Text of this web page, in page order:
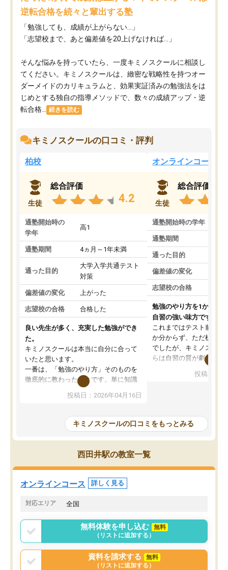
逆転合格を続々と輩出する塾
「勉強しても、成績が上がらない…」
「志望校まで、あと偏差値を20上げなければ…」
そんな悩みを持っていたら、一度キミノスクールに相談し
てください。キミノスクールは、緻密な戦略性を持つオー
ダーメイドのカリキュラムと、効果実証済みの勉強法をは
じめとする独自の指導メソッドで、数々の成績アップ・逆
転合格...
続きを読む
キミノスクールの口コミ・評判
柏校
生徒
総合評価
4.2
通塾開始時の
学年
高1
通塾期間 4ヵ月～1年未満
通った目的
大学入学共通テスト
対策
偏差値の変化 上がった
志望校の合格 合格した
良い先生が多く、充実した勉強ができ
た。
キミノスクールは本当に自分に合って
いたと思います。
一番は、「勉強のやり方」そのものを
徹底的に教わったことです。単に知識
を詰め込むのではなく、自学自習の習
慣が身につくよう並走してくれるの
はなくなりました。
講師の方との距離も近く、親身なコー
チングのおかげで、停滞期もモチベー
ションを維持できました。「やらされ
る勉強」から「目標のための勉強」へ
意識が変わったことが、目標校への合
投稿日：2026年04月16日
オンラインコース
生徒
総合評価
通塾開始時の学年
通塾期間
通った目的
偏差値の変化
志望校の合格
勉強のやり方を1から教
自習の強い味方です。
これまではテスト前に何
か分からず、ただ机に座
でしたが、キミノスクー
らは自習の質が劇的に変
を明確にしてくれるの
の仕方をコーチングして
ルなので、家での学習習
身につきました。結果と
た。自分から学ぶ姿勢を
投稿日：
キミノスクールの口コミをもっとみる
西田井駅の教室一覧
オンラインコース 詳しく見る
対応エリア 全国
無料体験を申し込む
無料
（リストに追加する）
資料を請求する
無料
（リストに追加する）